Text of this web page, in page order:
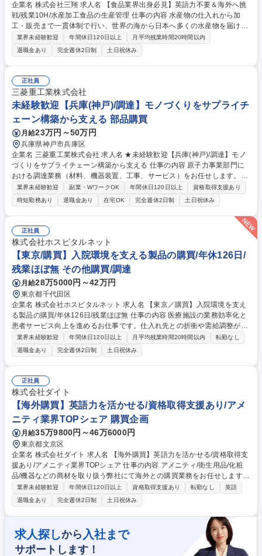
企業名 株式会社三翔 求人名 【食品業界出身必見】英語力不要＆海外へ挑
戦/残業10H/水産加工食品の生産管理 仕事の内容 水産物の仕入れから加
工・販売まで一貫体制で行い、世界の海から日本へ多くの水産物を届ける
当社にて、海外の工場での生産管理指導及び実施をお任せいたします。 ま
ずはOJTで業務を学び、慣れてきたら生産管理・商品製造立上げ立会・生
産計画・船積み計画作成・在庫管理の一連の生産管理をお任せいたしま
す。【出張】長期の海外出張がございますが英語力は不問です（通訳あ
り）。案件により異なりますが、通算で1年のうち5割～9割程度の海外勤
務となります。海外に挑戦してみたい方、水産物の生産管理に興味がある
方、是非ご応募下さい。 募集職種 【食品業界出身必見】英語力不要＆海
外へ挑戦/残業10H/水産加工食品の生産管理
業界未経験歓迎 年間休日120日以上
月平均残業時間20時間以内
退職金あり
完全週休2日制 土日祝休み
正社員
三菱重工業株式会社
未経験歓迎【兵庫(神戸)/調達】モノづくりをサプライチ
ェーン構築から支える 部品購買
月給23万円～50万円
兵庫県神戸市兵庫区
企業名 三菱重工業株式会社 求人名 ★未経験歓迎【兵庫(神戸)/調達】モノ
づくりをサプライチェーン構築から支える 仕事の内容 原子力事業部門に
おける調達業務（材料、機器装置、工事、サービス）をお任せします。ビ
ジネスパートナーと共に原子力製品の付加価値を創造し、事業への貢献を
果たす役割を担って頂くことを想定しております。 【詳細】国内外の市場
トレンド・市況分析、事業戦略を踏まえた調達戦略立案から、ビジネスパ
ートナーとの価格/契約条件交渉を経た発注業務をお任せします。また関係
部門やビジネスパートナーの調整や取りまとめ役を担い、最適なサプライ
チェーンの構築をお任せします。必要となる材料や部品、機器装置や工事
の調達契約を取りまとめる基本的な役割に加え、調達品の最適な品質・コ
スト・納期の追求というミッションとなります。 募集職種 ★未経験歓迎
【兵庫(神戸)/調達】モノづくりをサプライチェーン構築から支える
業界未経験歓迎 副業・WワークOK 年間休日120日以上
資格取得支援あり
時短勤務あり
退職金あり 在宅OK 完全週休2日制 土日祝休み
正社員
株式会社ホスピタルネット
【東京/購買】入院環境を支える製品の購買/年休126日/
残業ほぼ無 その他購買/調達
月給28万5000円～42万円
東京都千代田区
企業名 株式会社ホスピタルネット 求人名 【東京／購買】入院環境を支え
る製品の購買/年休126日/残業ほぼ無 仕事の内容 医療施設の業務効率化と
患者サービス向上を進めるお仕事です。仕入れ先との折衝や需給調整が中
心で、残業ほぼなしの安定環境で、あなたの改善提案が会社全体の利益向
上に直結します。 具体的には、30種ほどの自社製品・仕入商材の需給管
理がメインです。 ・仕入れ先との納期、契約、コストの折衝・調整・発注
書作成、生産委託会社への指示出し・在庫管理、業務プロセスの改善提案
※突発的なトラブル対応は少なく、落ち着いて業務に取り組めます。直接
の顧客折衝や納期トラブルへの過度な対応もありません。 安定供給の仕組
みを支えていただくやりがいのある仕事です。 募集職種 【東京／購買】
入院環境を支える製品の購買/年休126日/残業ほぼ無
業界未経験歓迎 年間休日120日以上 月平均残業時間20時間以内
転勤なし
退職金あり
完全週休2日制 土日祝休み
正社員
株式会社ダイト
【海外購買】英語力を活かせる/資格取得支援あり/アメ
ニティ業界TOPシェア 購買企画
月給35万9800円～46万6000円
東京都文京区
企業名 株式会社ダイト 求人名 【海外購買】英語力を活かせる/資格取得支
援あり/アメニティ業界TOPシェア 仕事の内容 アメニティ/衛生用品/化粧
品/機器などの商材を取り扱う弊社にて海外との購買業務をお任せします。
・発注業務/加工注文/納期追跡および前倒し調整/棚卸 ・商品開発/仕入先開
拓ならびに仕入値上げ対応/原価削減 ・利益計算/検査、申請関連/品質関連/
検品 募集職種 【海外購買】英語力を活かせる/資格取得支援あり/アメニテ
ィ業界TOPシェア
業界未経験歓迎 年間休日120日以上 資格取得支援あり 転勤なし
英語
退職金あり
完全週休2日制 土日祝休み
求人探しから 入社まで
サポートします！